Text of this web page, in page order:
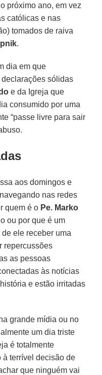
próximo ano, em vez
católicas e nas
tomados de raiva
.
dia em que
sólidas
e da Igreja que
consumido por uma
“passe livre para sair
aos domingos e
nas redes
quem é o Pe. Marko
ou por que é um
ele receber uma
repercussões
as pessoas
às notícias
e estão irritadas
grande mídia ou no
um dia triste
é totalmente
à terrível decisão de
que ninguém vai